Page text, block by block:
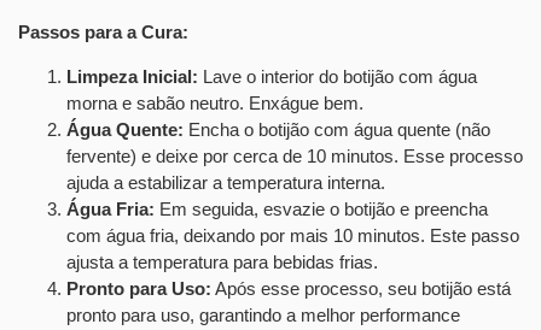
Passos para a Cura:
Limpeza Inicial: Lave o interior do botijão com água
morna e sabão neutro. Enxágue bem.
Água Quente: Encha o botijão com água quente (não
fervente) e deixe por cerca de 10 minutos. Esse processo
ajuda a estabilizar a temperatura interna.
Água Fria: Em seguida, esvazie o botijão e preencha
com água fria, deixando por mais 10 minutos. Este passo
ajusta a temperatura para bebidas frias.
Pronto para Uso: Após esse processo, seu botijão está
pronto para uso, garantindo a melhor performance